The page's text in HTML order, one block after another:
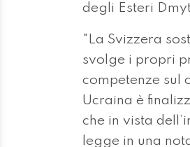
degli Esteri
"La Svizzera
svolge i propri
competenze sul
Ucraina è
che in vista
legge in una